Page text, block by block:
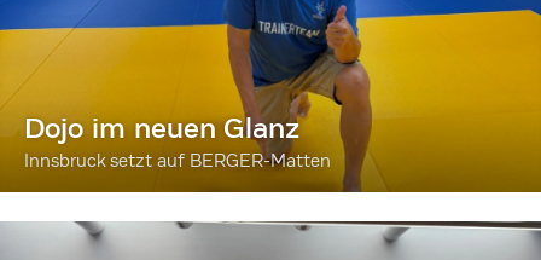
Dojo im neuen Glanz
Innsbruck setzt auf BERGER-Matten